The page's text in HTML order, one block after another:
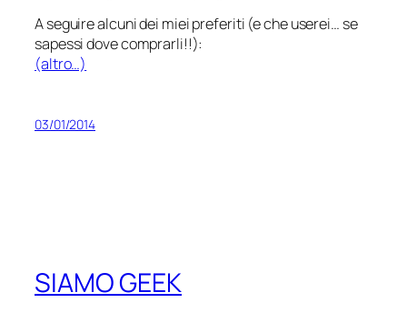
A seguire alcuni dei miei preferiti (e che userei… se
sapessi dove comprarli!!):
(altro…)
03/01/2014
SIAMO GEEK